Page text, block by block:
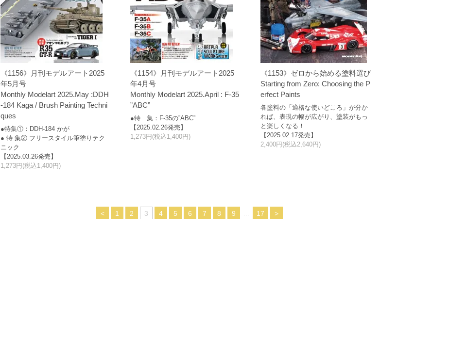
《1156》月刊モデルアート2025
年5月号
Monthly Modelart 2025.May :DDH
-184 Kaga / Brush Painting Techni
ques
●特集①：DDH-184 かが
● 特 集② フリースタイル筆塗りテク
ニック
【2025.03.26発売】
1,273円(税込1,400円)
《1154》月刊モデルアート2025
年4月号
Monthly Modelart 2025.April : F-35
”ABC”
●特 集：F-35の”ABC”
【2025.02.26発売】
1,273円(税込1,400円)
《1153》ゼロから始める塗料選び
Starting from Zero: Choosing the P
erfect Paints
各塗料の「適格な使いどころ」が分か
れば、表現の幅が広がり、塗装がもっ
と楽しくなる！
【2025.02.17発売】
2,400円(税込2,640円)
< 1 2 3 4 5 6 7 8 9 17 >